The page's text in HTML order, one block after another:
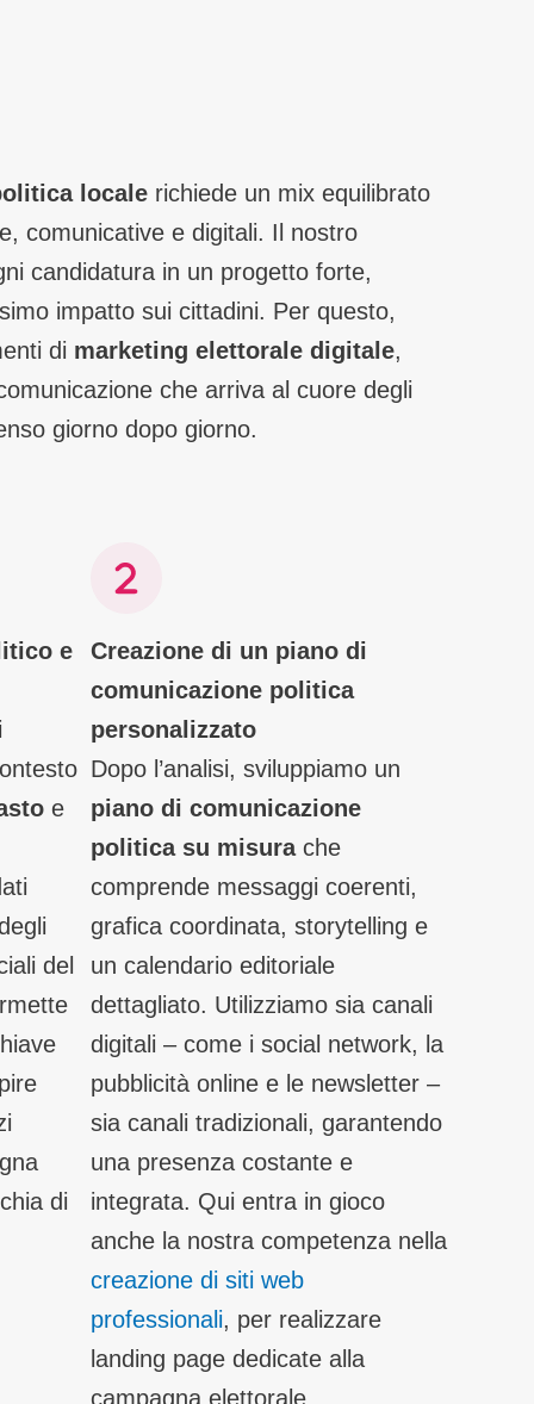
locale richiede un mix equilibrato
comunicative e digitali. Il nostro
candidatura in un progetto forte,
impatto sui cittadini. Per questo,
di marketing elettorale digitale,
che arriva al cuore degli
giorno dopo giorno.
e
e
del
di
Creazione di un piano di
comunicazione politica
personalizzato
Dopo l’analisi, sviluppiamo un
piano di comunicazione
politica su misurache
comprende messaggi coerenti,
grafica coordinata, storytelling e
un calendario editoriale
dettagliato. Utilizziamo sia canali
digitali – come i social network, la
pubblicità online e le newsletter –
sia canali tradizionali, garantendo
una presenza costante e
integrata. Qui entra in gioco
anche la nostra competenza nella
creazione di siti web
professionali, per realizzare
landing page dedicate alla
campagna elettorale.